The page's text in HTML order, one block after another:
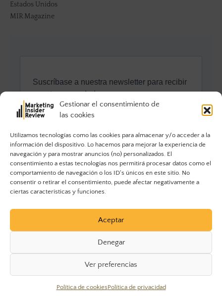
Gestionar el consentimiento de
las cookies
Utilizamos tecnologías como las cookies para almacenar y/o acceder a la
información del dispositivo. Lo hacemos para mejorar la experiencia de
navegación y para mostrar anuncios (no) personalizados. El
consentimiento a estas tecnologías nos permitirá procesar datos como el
comportamiento de navegación o los ID's únicos en este sitio. No
consentir o retirar el consentimiento, puede afectar negativamente a
ciertas características y funciones.
Aceptar
Denegar
Ver preferencias
Política de cookiesPolítica de privacidad
Estados Unidos
MIR Magazine
© 2023 Marketing Insider Review. Todos los derechos
reservados.